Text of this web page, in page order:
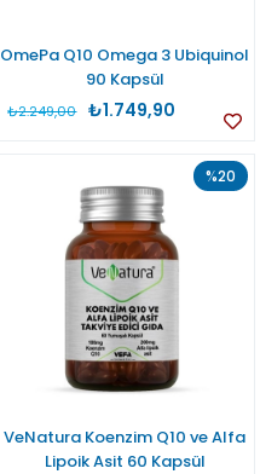
OmePa Q10 Omega 3 Ubiquinol
90 Kapsül
₺1.749,90
₺2.249,00
VeNatura Koenzim Q10 ve Alfa
Lipoik Asit 60 Kapsül
%20